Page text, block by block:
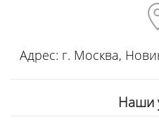
Адрес: г. Москва,
Наши